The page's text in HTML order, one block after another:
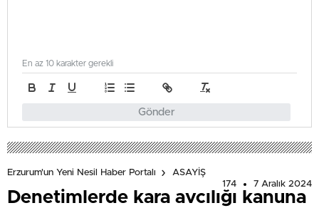
Gönder
En az 10 karakter gerekli
Erzurum'un Yeni Nesil Haber Portalı
ASAYİŞ
174
7 Aralık 2024
Denetimlerde kara avcılığı kanuna